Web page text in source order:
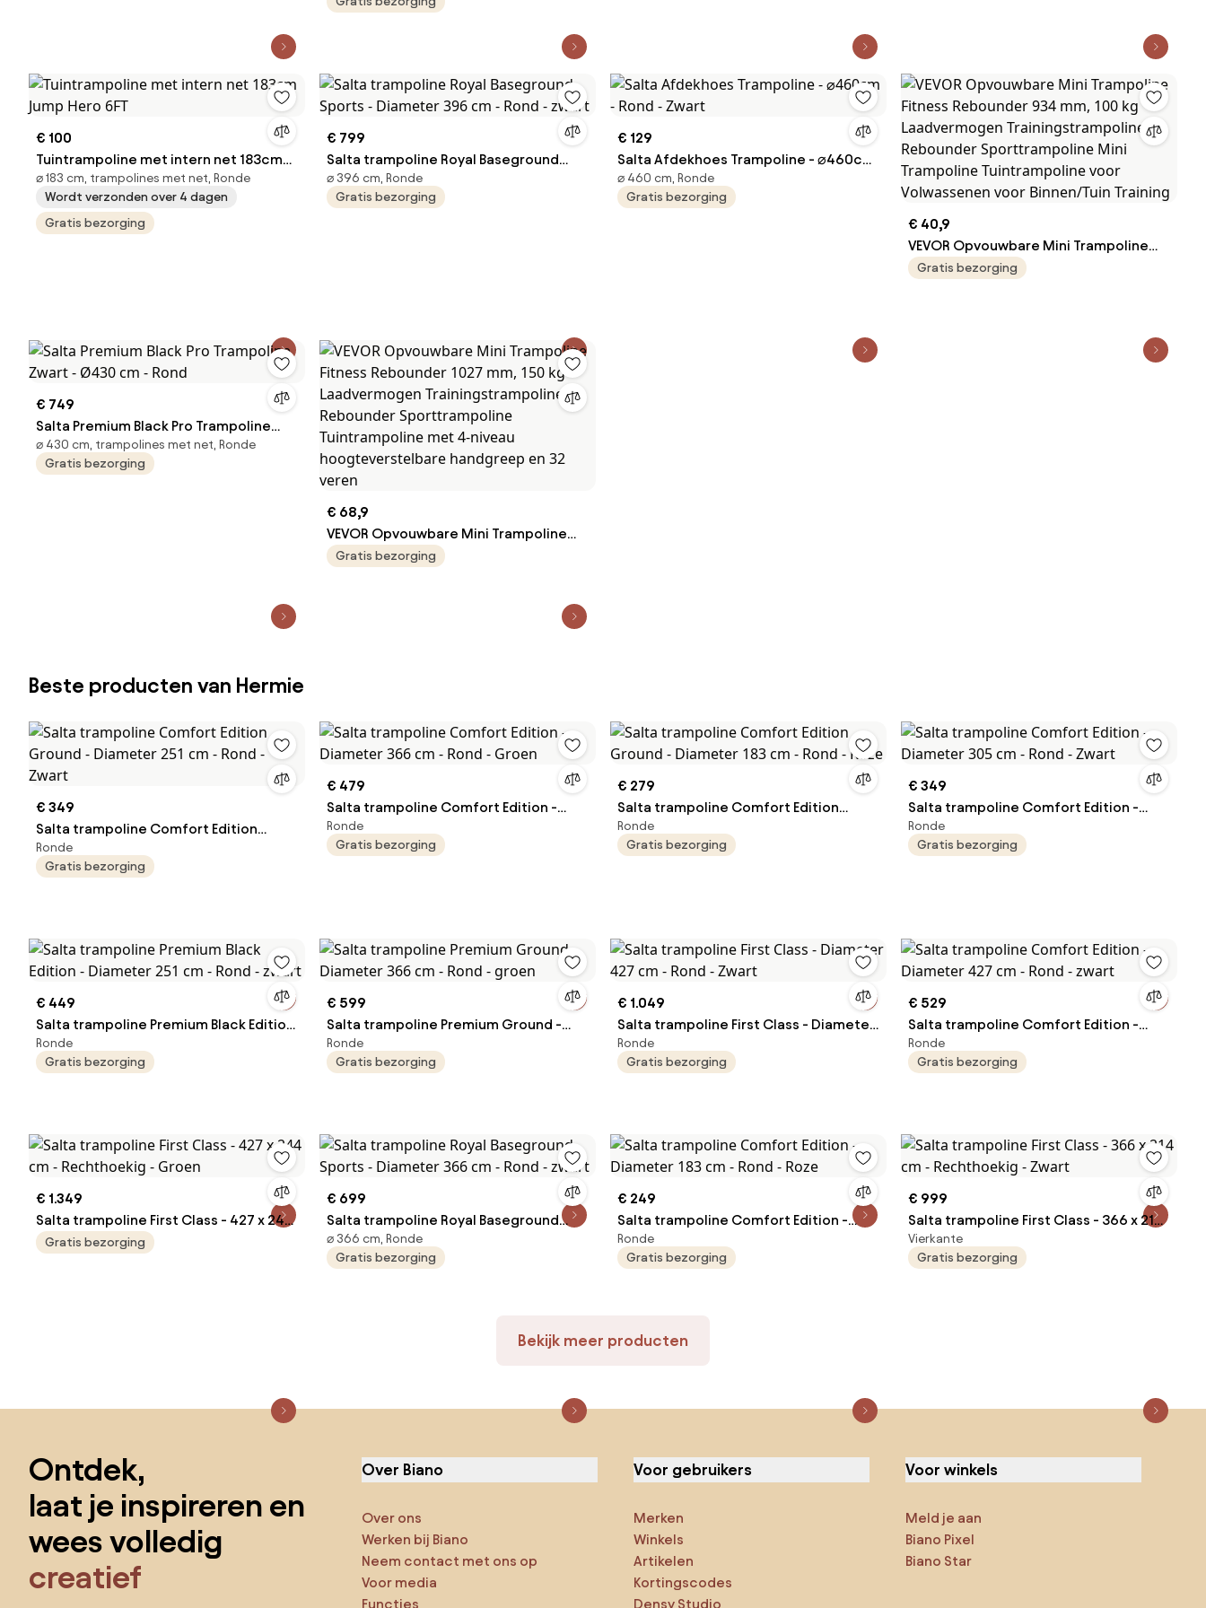
opvouwbare trampoline met handvat,
voor peuters, verjaardagscadeau voor
kinderen vanaf 3 jaar, draagvermogen
100 kg, rood
€ 100
Tuintrampoline met intern net 183cm
Jump Hero 6FT
⌀ 183 cm, trampolines met net, Ronde
Wordt verzonden over 4 dagen
Gratis bezorging
€ 799
Salta trampoline Royal Baseground
Sports - Diameter 396 cm - Rond -
zwart
⌀ 396 cm, Ronde
Gratis bezorging
€ 129
Salta Afdekhoes Trampoline - ⌀460cm
- Rond - Zwart
⌀ 460 cm, Ronde
Gratis bezorging
€ 40,9
VEVOR Opvouwbare Mini Trampoline
Fitness Rebounder 934 mm, 100 kg
Volwassenen voor Binnen/Tuin Training
Gratis bezorging
€ 749
Salta Premium Black Pro Trampoline
Zwart - Ø430 cm - Rond
⌀ 430 cm, trampolines met net, Ronde
Gratis bezorging
€ 68,9
VEVOR Opvouwbare Mini Trampoline
Fitness Rebounder 1027 mm, 150 kg
Gratis bezorging
Beste producten van Hermie
€ 349
Salta trampoline Comfort Edition
Ground - Diameter 251 cm - Rond -
Zwart
Ronde
Gratis bezorging
€ 479
Salta trampoline Comfort Edition -
Diameter 366 cm - Rond - Groen
Ronde
Gratis bezorging
€ 279
Salta trampoline Comfort Edition
Ground - Diameter 183 cm - Rond -
Roze
Ronde
Gratis bezorging
€ 349
Salta trampoline Comfort Edition -
Diameter 305 cm - Rond - Zwart
Ronde
Gratis bezorging
€ 449
Salta trampoline Premium Black Edition
- Diameter 251 cm - Rond - zwart
Ronde
Gratis bezorging
€ 599
Salta trampoline Premium Ground -
Diameter 366 cm - Rond - groen
Ronde
Gratis bezorging
€ 1.049
Salta trampoline First Class - Diameter
427 cm - Rond - Zwart
Ronde
Gratis bezorging
€ 529
Salta trampoline Comfort Edition -
Diameter 427 cm - Rond - zwart
Ronde
Gratis bezorging
€ 1.349
Salta trampoline First Class - 427 x 244
cm - Rechthoekig - Groen
Gratis bezorging
€ 699
Salta trampoline Royal Baseground
Sports - Diameter 366 cm - Rond -
zwart
⌀ 366 cm, Ronde
Gratis bezorging
€ 249
Salta trampoline Comfort Edition -
Diameter 183 cm - Rond - Roze
Ronde
Gratis bezorging
€ 999
Salta trampoline First Class - 366 x 214
cm - Rechthoekig - Zwart
Vierkante
Gratis bezorging
Bekijk meer producten
Sla de voettekst over, ga naar het begin van de pagina
Ontdek,
laat je inspireren en
wees volledig
creatief
Over Biano
Over ons
Werken bij Biano
Neem contact met ons op
Voor media
Functies
Voor gebruikers
Merken
Winkels
Artikelen
Kortingscodes
Densy Studio
Voor winkels
Meld je aan
Biano Pixel
Biano Star